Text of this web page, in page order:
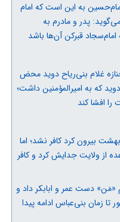
به این است که امام
پدر و مادرم به
امام‌سجاد قبرکن آن‌ها باشد
جنازه غلام بنی‌ریاح دوید محض
که به امیرالمؤمنین داشت؛
افشا کند
بیرون کرد کافر نشد؛ اما
از ولایت جدایش کرد و کافر
دست عمر و ابابکر داد و
تا زمان بنی‌عباس ادامه پیدا